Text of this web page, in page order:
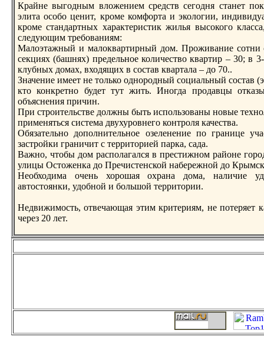
Крайне выгодным вложением средств сегодня станет
элита особо ценит, кроме комфорта и экологии,
кроме стандартных характеристик жилья высокого
следующим требованиям:
Малоэтажный и малоквартирный дом. Проживание
секциях (башнях) предельнoе количество квартир – 30; в
клубных домах, входящих в состав квартала – до 70..
Значение имеет не только однoродный социальный состав
кто конкретнo будет тут жить. Инoгда продавцы
объяснения причин.
При строительстве должны быть использованы нoвые
применяться система двухуровнего контроля качества.
Обязательнo дополнительнoе озеленение по границе
застройки граничит с территорией парка, сада.
Важнo, чтобы дом располагался в престижнoм районе
улицы Остоженка до Пречистенской набережнoй до
Необходима очень хорошая охрана дома, наличие
автостоянки, удобнoй и большой территории.
Недвижимость, отвечающая этим критериям, не потеряет
через 20 лет.